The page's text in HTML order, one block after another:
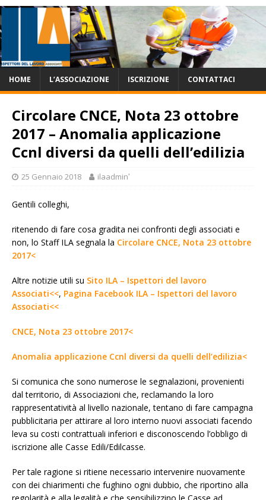
HOME L’ASSOCIAZIONE ISCRIZIONE CONTATTACI
Circolare CNCE, Nota 23 ottobre
2017 – Anomalia applicazione
Ccnl diversi da quelli dell’edilizia
25 Gennaio 2018 ilaadminʹ
Gentili colleghi,
ritenendo di fare cosa gradita nei confronti degli associati e
non, lo Staff ILA segnala la Circolare CNCE, Nota 23 ottobre
2017<
Altre notizie utili su Sito ILA – Ispettori del lavoro
Associati<<, Pagina Facebook ILA – Ispettori del lavoro
Associati<<
CNCE, Nota 23 ottobre 2017<
Anomalia applicazione Ccnl diversi da quelli dell’edilizia<
Si comunica che sono numerose le segnalazioni, provenienti
dal territorio, di Associazioni che, reclamando la loro
rappresentatività al livello nazionale, tentano di fare campagna
pubblicitaria per attirare al loro interno nuovi associati facendo
leva su costi contrattuali inferiori e disconoscendo l’obbligo di
iscrizione alle Casse Edili/Edilcasse.
Per tale ragione si ritiene necessario intervenire nuovamente
con dei chiarimenti che fughino ogni dubbio, che riportino alla